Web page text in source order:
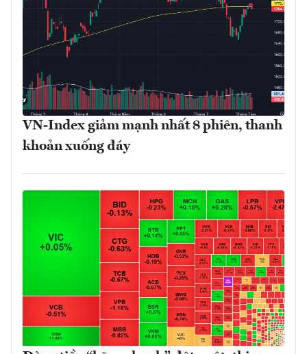
VN-Index giảm mạnh nhất 8 phiên, thanh
khoản xuống đáy